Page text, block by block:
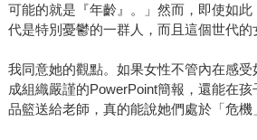
可能的就是『年齡』。」然而，即使如
代是特別憂鬱的一群人，而且這個世代的
我同意她的觀點。如果女性不管內在感
成組織嚴謹的PowerPoint簡報，還能在
品籃送給老師，真的能說她們處於「危機